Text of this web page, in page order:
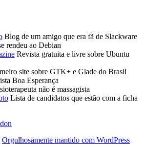
Blog de um amigo que era fã de Slackware
rendeu ao Debian
Revista gratuita e livre sobre Ubuntu
site sobre GTK+ e Glade do Brasil
Boa Esperança
não é massagista
Lista de candidatos que estão com a ficha
Orgulhosamente mantido com WordPress